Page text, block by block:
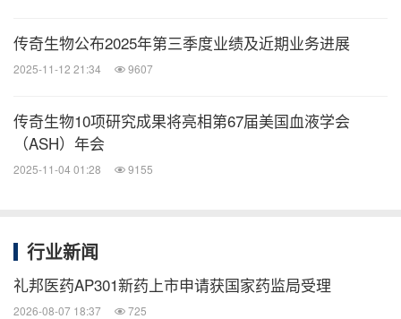
前瞻性说明
任何涉及非历史事实事项的其他陈述，均属于1995年
《私人证券诉讼改革法案》所指的「前瞻性陈述」。
这些陈述包括但不限于：与传奇生物策略及目标相关
完成、结果及数据的预期时间相关的陈述；与
®
CARVYKTI®
及其治疗潜力的预期；关于传奇生物是
传奇生物公布2025年第三季度业绩及近期业务进展
2025-11-12 21:34 9607
传奇生物10项研究成果将亮相第67届美国血液学会
（ASH）年会
2025-11-04 01:28 9155
行业新闻
礼邦医药AP301新药上市申请获国家药监局受理
2026-08-07 18:37 725